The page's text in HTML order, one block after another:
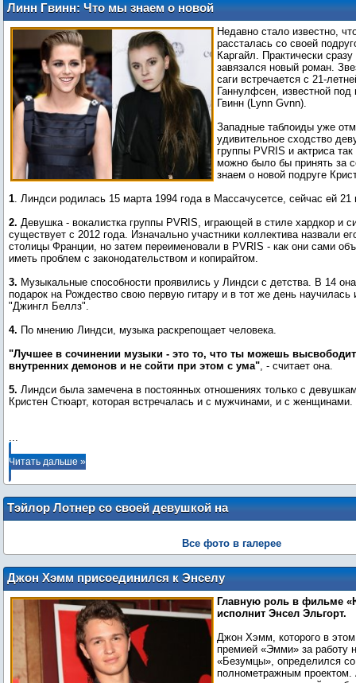
Линн Гвинн: Что мы знаем о новой
девушке Кристен Стюарт?
Недавно стало известно,
рассталась со своей
Каргайл. Практически
завязался новый роман.
саги встречается с 21-
Ганнулфсен, известной
Гвинн (Lynn Gvnn).
Западные таблоиды уже
удивительное сходство
группы PVRIS и актриса
можно было бы принять за
знаем о новой подруге
1. Линдси родилась 15 марта 1994 года в Массачусетсе, сейчас ей 21
2. Девушка - вокалистка группы PVRIS, играющей в стиле хардкор и
существует с 2012 года. Изначально участники коллектива назвали
столицы Франции, но затем переименовали в PVRIS - как они сами
иметь проблем с законодательством и копирайтом.
3. Музыкальные способности проявились у Линдси с детства. В 14
подарок на Рождество свою первую гитару и в тот же день научилась
"Джингл Беллз".
4. По мнению Линдси, музыка раскрепощает человека.
"Лучшее в сочинении музыки - это то, что ты можешь
внутренних демонов и не сойти при этом с ума", - считает она.
5. Линдси была замечена в постоянных отношениях только с
Кристен Стюарт, которая встречалась и с мужчинами, и с женщинами.
...
Читать дальше »
Тэйлор Лотнер со своей девушкой на
прогулке в Лос-Анджелесе (11 октября)
Все фото в галерее
Джон Хэмм присоединился к Энселу
Эльгорту в боевике «Юный водитель»
Главную роль в фильме
исполнит Энсел Эльгорт.
Джон Хэмм, которого в этом
премией «Эмми» за работу
«Безумцы», определился
полнометражным проектом.